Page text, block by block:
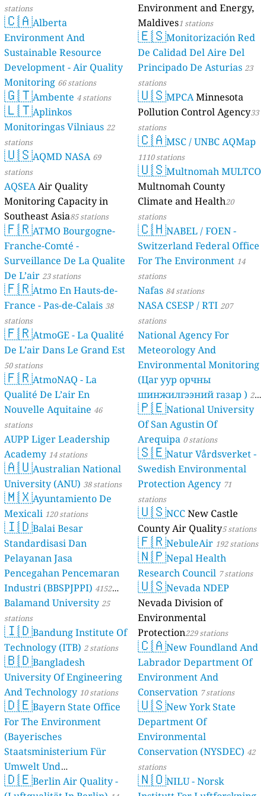
stations
🇨🇦Alberta
Environment And
Sustainable Resource
Development - Air Quality
Monitoring 66 stations
🇬🇹Ambente 4 stations
🇱🇹Aplinkos
Monitoringas Vilniaus 22
stations
🇺🇸AQMD NASA 69
stations
AQSEAAir Quality
Monitoring Capacity in
Southeast Asia85 stations
🇫🇷ATMO Bourgogne-
Franche-Comté -
Surveillance De La Qualite
De L’air 23 stations
🇫🇷Atmo En Hauts-de-
France - Pas-de-Calais 38
stations
🇫🇷AtmoGE - La Qualité
De L’air Dans Le Grand Est
50 stations
🇫🇷AtmoNAQ - La
Qualité De L’air En
Nouvelle Aquitaine 46
stations
AUPP Liger Leadership
Academy 14 stations
🇦🇺Australian National
University (ANU) 38 stations
🇲🇽Ayuntamiento De
Mexicali 120 stations
🇮🇩Balai Besar
Standardisasi Dan
Pelayanan Jasa
Pencegahan Pencemaran
Industri (BBSPJPPI) 4152
stations
Balamand University25
stations
🇮🇩Bandung Institute Of
Technology (ITB) 2 stations
🇧🇩Bangladesh
University Of Engineering
And Technology 10 stations
🇩🇪Bayern State Office
For The Environment
(Bayerisches
Staatsministerium Für
Umwelt Und
Verbraucherschutz) - LfU
🇩🇪Berlin Air Quality -
Environment and Energy,
Maldives1 stations
🇪🇸Monitorización Red
De Calidad Del Aire Del
Principado De Asturias 23
stations
🇺🇸MPCAMinnesota
Pollution Control Agency33
stations
🇨🇦MSC / UNBC AQMap
1110 stations
🇺🇸Multnomah MULTCO
Multnomah County
Climate and Health20
stations
🇨🇭NABEL / FOEN -
Switzerland Federal Office
For The Environment 14
stations
Nafas 84 stations
NASA CSESP / RTI 207
stations
National Agency For
Meteorology And
Environmental Monitoring
(Цаг уур орчны
шинжилгээний газар ) 21
stations
🇵🇪National University
Of San Agustin Of
Arequipa 0 stations
🇸🇪Natur Vårdsverket -
Swedish Environmental
Protection Agency 71
stations
🇺🇸NCCNew Castle
County Air Quality5 stations
🇫🇷NebuleAir 192 stations
🇳🇵Nepal Health
Research Council 7 stations
🇺🇸Nevada NDEP
Nevada Division of
Environmental
Protection229 stations
🇨🇦New Foundland And
Labrador Department Of
Environment And
Conservation 7 stations
🇺🇸New York State
Department Of
Environmental
Conservation (NYSDEC) 42
stations
🇳🇴NILU - Norsk